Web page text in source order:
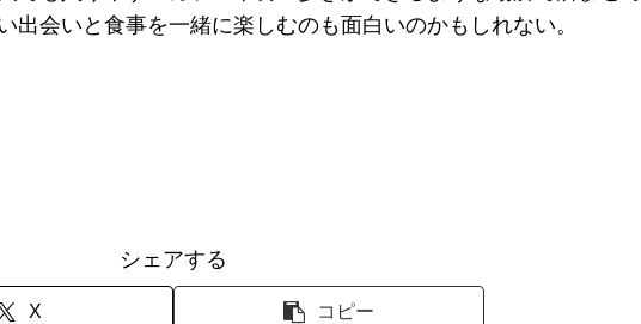
出会いと食事を一緒に楽しむのも面白いのかもしれない。
シェアする
X コピー